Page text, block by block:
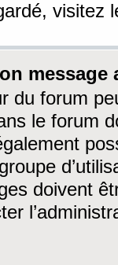
visitez
message
du forum
le forum
doivent